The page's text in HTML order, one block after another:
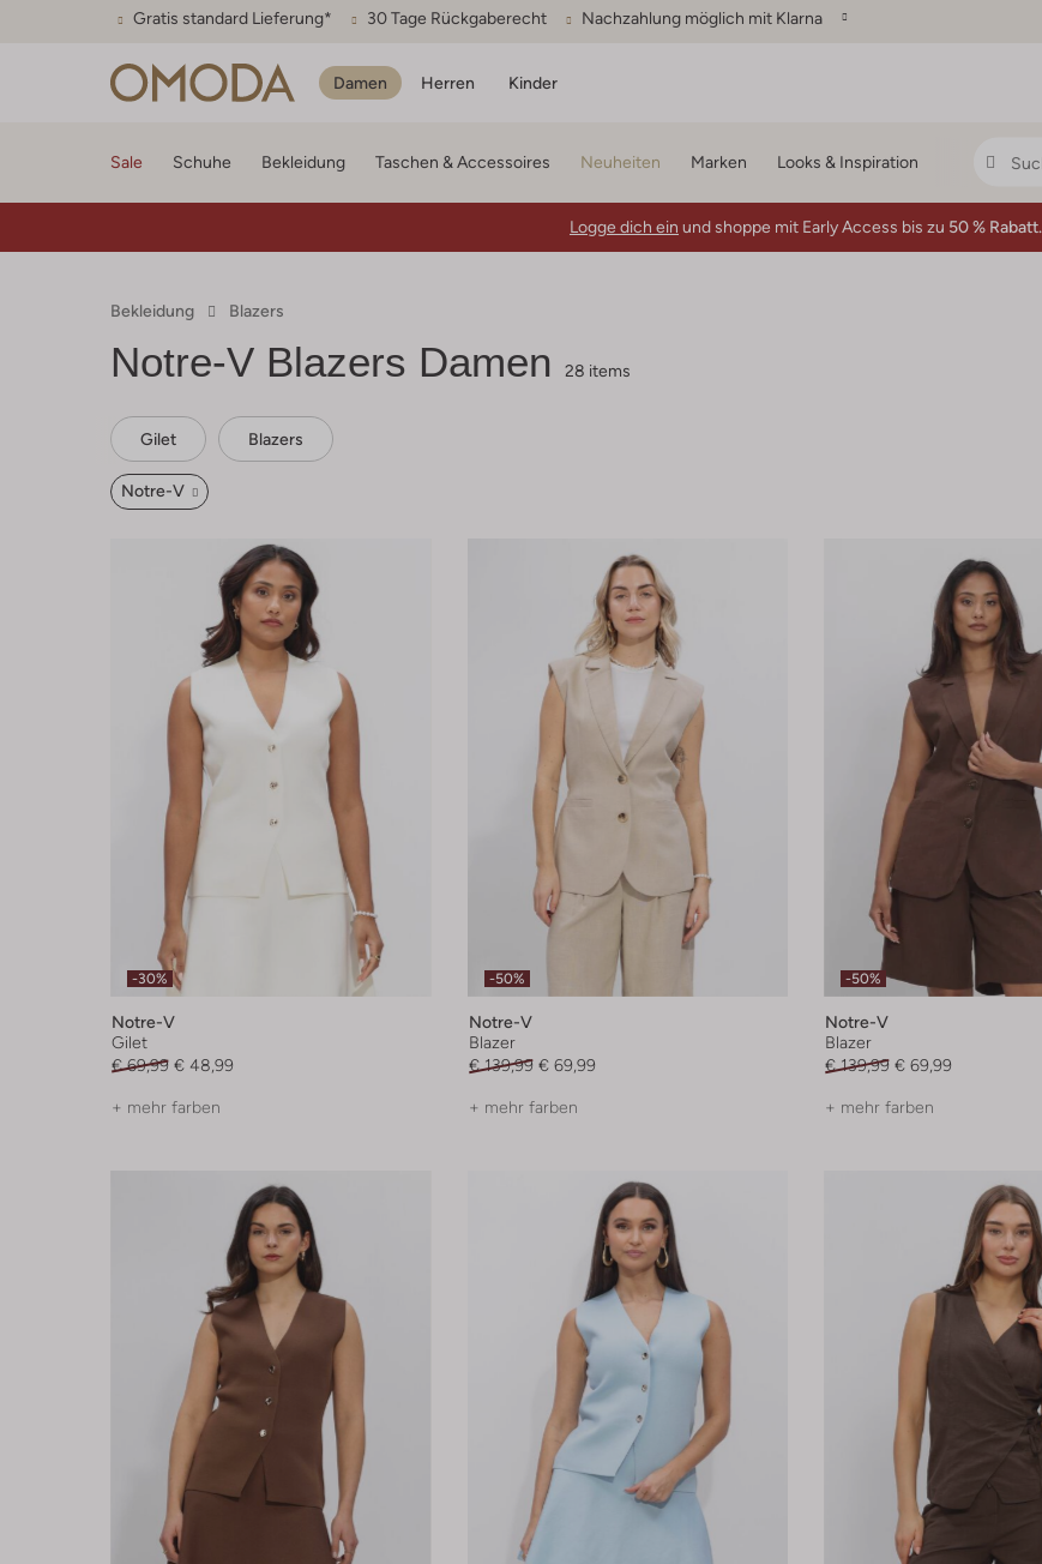
Gratis standard Lieferung* 30 Tage Rückgaberecht Nachzahlung möglich mit Klarna
Damen Herren Kinder
Sale Schuhe Bekleidung Taschen & Accessoires Neuheiten Marken Looks & Inspiration
Logge dich ein und shoppe mit Early Access bis zu 50 % Rabatt.
Bekleidung Blazers
Notre-V Blazers Damen 28 items
Gilet Blazers
Notre-V
-30%
Notre-V
Gilet
€ 69,99 € 48,99
+ mehr farben
-50%
Notre-V
Blazer
€ 139,99 € 69,99
+ mehr farben
-50%
Notre-V
Blazer
€ 139,99 € 69,99
+ mehr farben